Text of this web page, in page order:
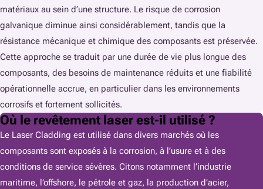
matériaux au sein d’une structure. Le risque de corrosion
galvanique diminue ainsi considérablement, tandis que la
résistance mécanique et chimique des composants est préservée.
Cette approche se traduit par une durée de vie plus longue des
composants, des besoins de maintenance réduits et une fiabilité
opérationnelle accrue, en particulier dans les environnements
corrosifs et fortement sollicités.
Où le revêtement laser est-il utilisé ?
Le Laser Cladding est utilisé dans divers marchés où les
composants sont exposés à la corrosion, à l’usure et à des
conditions de service sévères. Citons notamment l’industrie
maritime, l’offshore, le pétrole et gaz, la production d’acier,